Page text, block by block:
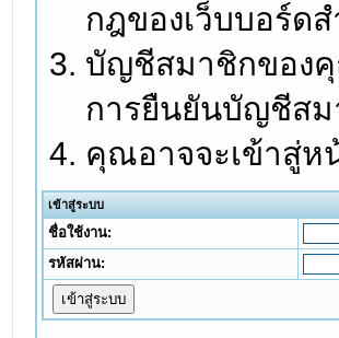
กฎของเว็บบอร์ด
บัญชีสมาชิกของคุ
การยืนยันบัญชีสม
คุณอาจจะเข้าสู่ห
เข้าสู่ระบบ
ชื่อใช้งาน:
รหัสผ่าน: